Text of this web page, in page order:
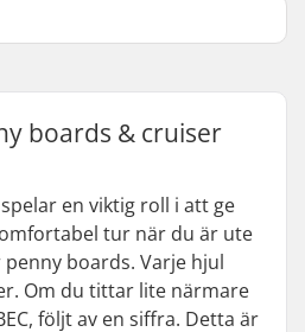
boards & cruiser
en viktig roll i att ge
tur när du är ute
boards. Varje hjul
Om du tittar lite närmare
följt av en siffra. Detta är